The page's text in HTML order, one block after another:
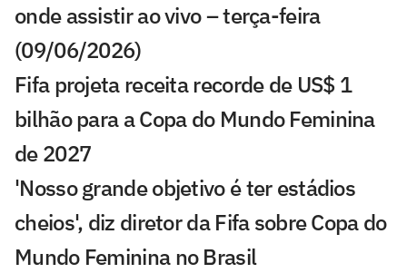
onde assistir ao vivo – terça-feira
(09/06/2026)
Fifa projeta receita recorde de US$ 1
bilhão para a Copa do Mundo Feminina
de 2027
'Nosso grande objetivo é ter estádios
cheios', diz diretor da Fifa sobre Copa do
Mundo Feminina no Brasil